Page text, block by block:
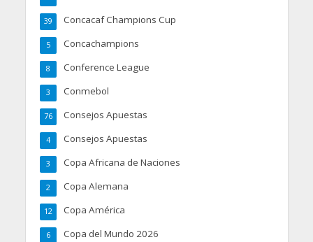
Concacaf Champions Cup
39
Concachampions
5
Conference League
8
Conmebol
3
Consejos Apuestas
76
Consejos Apuestas
4
Copa Africana de Naciones
3
Copa Alemana
2
Copa América
12
Copa del Mundo 2026
6